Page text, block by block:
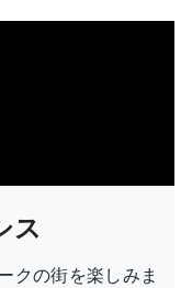
ス
クの街を楽しみま